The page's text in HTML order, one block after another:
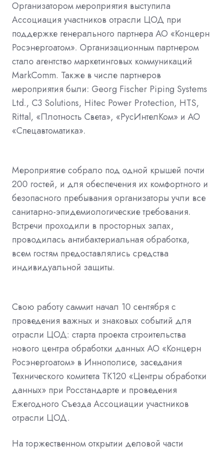
Организатором мероприятия выступила
Ассоциация участников отрасли ЦОД при
поддержке генерального партнера АО «Концерн
Росэнергоатом». Организационным партнером
стало агентство маркетинговых коммуникаций
MarkComm. Также в числе партнеров
мероприятия были: Georg Fischer Piping Systems
Ltd., C3 Solutions, Hitec Power Protection, HTS,
Rittal, «Плотность Света», «РусИнтелКом» и АО
«Спецавтоматика».
Мероприятие собрало под одной крышей почти
200 гостей, и для обеспечения их комфортного и
безопасного пребывания организаторы учли все
санитарно-эпидемиологические требования.
Встречи проходили в просторных залах,
проводилась антибактериальная обработка,
всем гостям предоставлялись средства
индивидуальной защиты.
Свою работу саммит начал 10 сентября с
проведения важных и знаковых событий для
отрасли ЦОД: старта проекта строительства
нового центра обработки данных АО «Концерн
Росэнергоатом» в Иннополисе, заседания
Технического комитета ТК120 «Центры обработки
данных» при Росстандарте и проведения
Ежегодного Съезда Ассоциации участников
отрасли ЦОД.
На торжественном открытии деловой части